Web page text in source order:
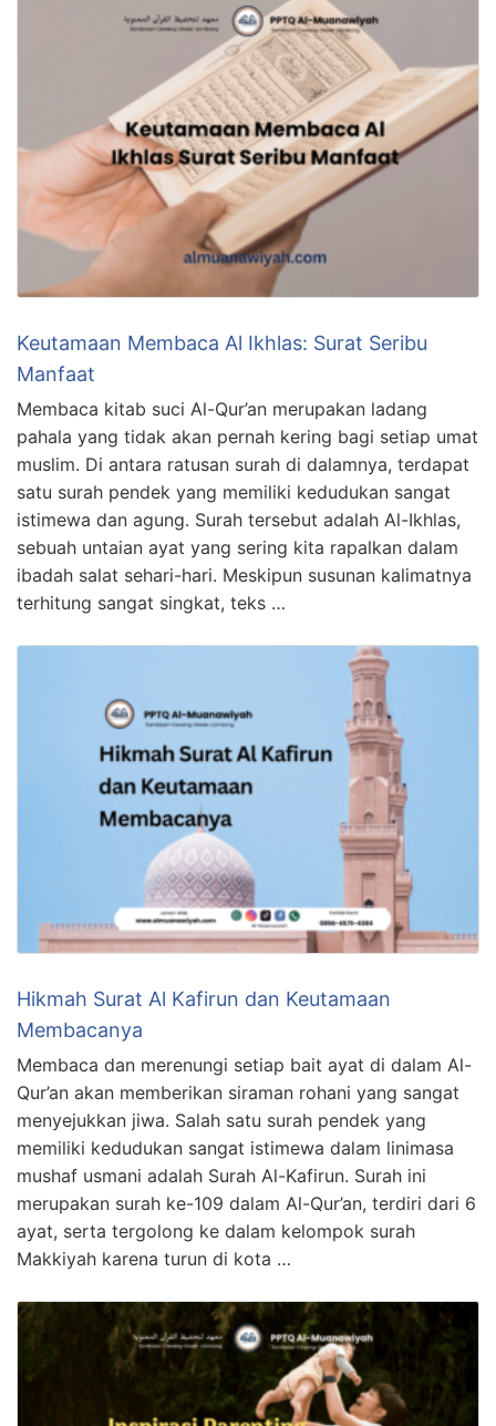
Keutamaan Membaca Al Ikhlas: Surat Seribu
Manfaat
Membaca kitab suci Al-Qur’an merupakan ladang
pahala yang tidak akan pernah kering bagi setiap umat
muslim. Di antara ratusan surah di dalamnya, terdapat
satu surah pendek yang memiliki kedudukan sangat
istimewa dan agung. Surah tersebut adalah Al-Ikhlas,
sebuah untaian ayat yang sering kita rapalkan dalam
ibadah salat sehari-hari. Meskipun susunan kalimatnya
terhitung sangat singkat, teks …
Hikmah Surat Al Kafirun dan Keutamaan
Membacanya
Membaca dan merenungi setiap bait ayat di dalam Al-
Qur’an akan memberikan siraman rohani yang sangat
menyejukkan jiwa. Salah satu surah pendek yang
memiliki kedudukan sangat istimewa dalam linimasa
mushaf usmani adalah Surah Al-Kafirun. Surah ini
merupakan surah ke-109 dalam Al-Qur’an, terdiri dari 6
ayat, serta tergolong ke dalam kelompok surah
Makkiyah karena turun di kota …